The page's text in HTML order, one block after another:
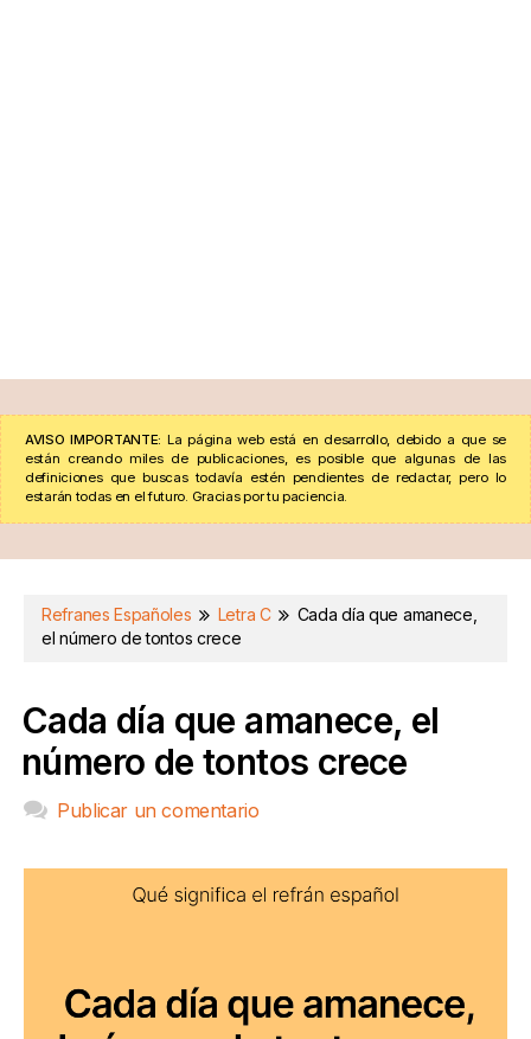
AVISO IMPORTANTE: La página web está en desarrollo, debido a que se
están creando miles de publicaciones, es posible que algunas de las
definiciones que buscas todavía estén pendientes de redactar, pero lo
estarán todas en el futuro. Gracias por tu paciencia.
Refranes Españoles Letra C
Cada día que amanece,
el número de tontos crece
Cada día que amanece, el
número de tontos crece
Publicar un comentario